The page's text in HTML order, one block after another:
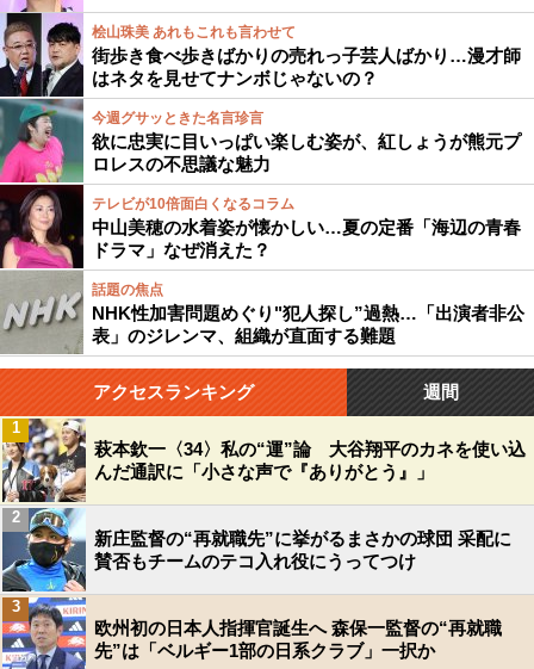
桧山珠美 あれもこれも言わせて
街歩き食べ歩きばかりの売れっ子芸人ばかり…漫才師
はネタを見せてナンボじゃないの？
今週グサッときた名言珍言
欲に忠実に目いっぱい楽しむ姿が、紅しょうが熊元プ
ロレスの不思議な魅力
テレビが10倍面白くなるコラム
中山美穂の水着姿が懐かしい…夏の定番「海辺の青春
ドラマ」なぜ消えた？
話題の焦点
NHK性加害問題めぐり"犯人探し”過熱…「出演者非公
表」のジレンマ、組織が直面する難題
アクセスランキング 週間
萩本欽一〈34〉私の“運”論 大谷翔平のカネを使い込
んだ通訳に「小さな声で『ありがとう』」
1
新庄監督の“再就職先”に挙がるまさかの球団 采配に
賛否もチームのテコ入れ役にうってつけ
2
欧州初の日本人指揮官誕生へ 森保一監督の“再就職
先”は「ベルギー1部の日系クラブ」一択か
3